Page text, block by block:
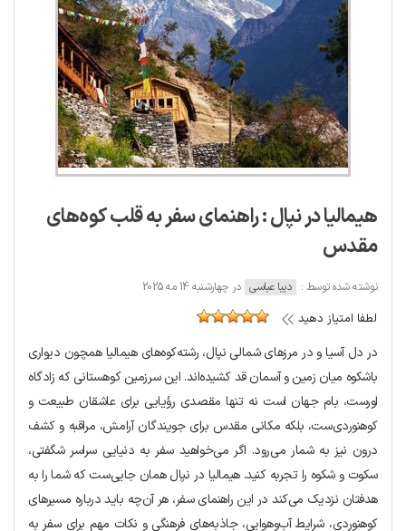
هیمالیا در نپال : راهنمای سفر به قلب کوه‌های
مقدس
نوشته شده توسط : دیبا عباسی در چهارشنبه 14 مه 2025
لطفا امتیاز دهید
در دل آسیا و در مرزهای شمالی نپال، رشته‌کوه‌های هیمالیا همچون دیواری
باشکوه میان زمین و آسمان قد کشیده‌اند. این سرزمین کوهستانی که زادگاه
اورست، بام جهان است نه تنها مقصدی رؤیایی برای عاشقان طبیعت و
کوهنوردی‌ست، بلکه مکانی مقدس برای جویندگان آرامش، مراقبه و کشف
درون نیز به شمار می‌رود. اگر می‌خواهید سفر به دنیایی سراسر شگفتی،
سکوت و شکوه را تجربه کنید. هیمالیا در نپال همان جایی‌ست که شما را به
هدفتان نزدیک می‌کند در این راهنمای سفر، هر آن‌چه باید درباره مسیرهای
کوهنوردی، شرایط آب‌وهوایی، جاذبه‌های فرهنگی و نکات مهم برای سفر به